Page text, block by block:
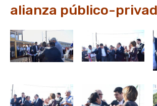
alianza público-